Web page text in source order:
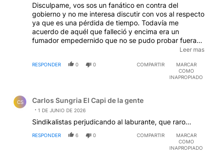
Disculpame, vos sos un fanático en contra del
gobierno y no me interesa discutir con vos al respecto
ya que es una pérdida de tiempo. Todavía me
acuerdo de aquél que falleció y encima era un
fumador empedernido que no se pudo probar fuera
asbesto, y no recuerdo cuántos días pararon aquella
muerte? O también eran descuidados con su salud? Si
hubiera asbesto como dicen, no tendríamos 10
Veo a esos metrodelegados y me dan repulsión.
Leer mas
RESPONDER 0 0 COMPARTIR
MARCAR
COMO
INAPROPIADO
CS Carlos Sungria El Capi de la gente
1 DE JUNIO DE 2026
Sindikalistas perjudicando al laburante, que raro...
RESPONDER 6 0 COMPARTIR
MARCAR
COMO
INAPROPIADO